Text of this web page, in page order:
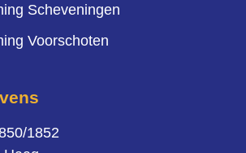
Scheveningen
Voorschoten
1852